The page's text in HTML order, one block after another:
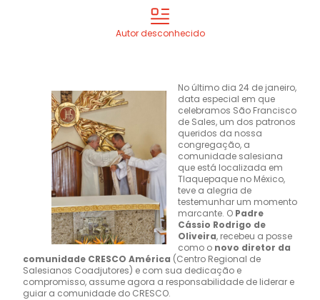
Autor desconhecido
No último dia 24 de janeiro,
data especial em que
celebramos São Francisco
de Sales, um dos patronos
queridos da nossa
congregação, a
comunidade salesiana
que está localizada em
Tlaquepaque no México,
teve a alegria de
testemunhar um momento
marcante. O Padre
Cássio Rodrigo de
Oliveira, recebeu a posse
como o novo diretor da
comunidade CRESCO América (Centro Regional de
Salesianos Coadjutores) e com sua dedicação e
compromisso, assume agora a responsabilidade de liderar e
guiar a comunidade do CRESCO.